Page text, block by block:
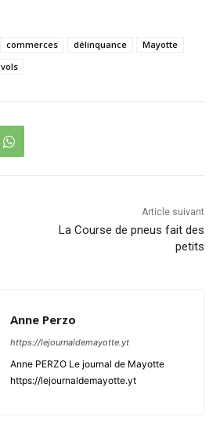
commerces délinquance
Mayotte
vols
Article suivant
La Course de pneus fait des
petits
Anne Perzo
https://lejournaldemayotte.yt
Anne PERZO Le journal de Mayotte
https://lejournaldemayotte.yt